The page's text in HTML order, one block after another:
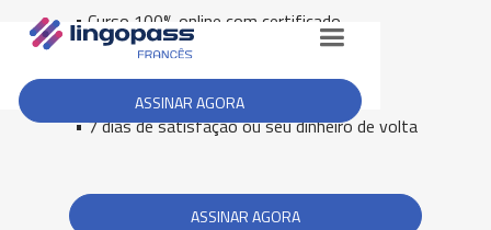
ASSINAR AGORA
• Curso 100% online com certificado
• Aulas de conversação online
• Sem taxa de matrícula
• Assinatura mensal ou anual
• 7 dias de satisfação ou seu dinheiro de volta
ASSINAR AGORA